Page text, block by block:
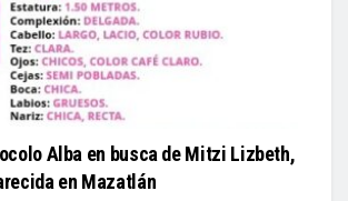
Alba en busca de Mitzi Lizbeth,
en Mazatlán